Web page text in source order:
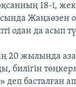
18-і,
Жаңаөзен
одан да асып
20 жылында
билігін
деп басталған